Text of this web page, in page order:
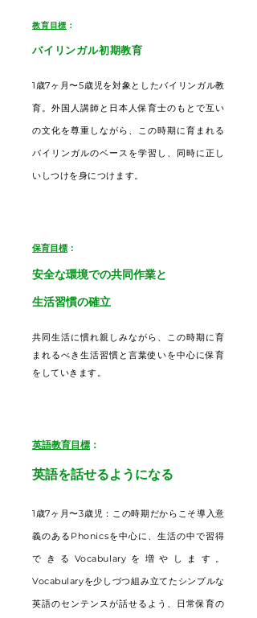
教育目標 ：
バイリンガル初期教育
1歳7ヶ月〜5歳児を対象としたバイリンガル教
育。外国人講師と日本人保育士のもとで互い
の文化を尊重しながら、この時期に育まれる
バイリンガルのベースを学習し、同時に正し
いしつけを身につけます。
保育目標 ：
安全な環境での共同作業と
生活習慣の確立
共同生活に慣れ親しみながら、この時期に育
まれるべき生活習慣と言葉使いを中心に保育
をしていきます。
英語教育目標 ：
英語を話せるようになる
1歳7ヶ月〜3歳児：この時期だからこそ導入意
義のあるPhonicsを中心に、生活の中で習得
できるVocabularyを増やします。
Vocabularyを少しづつ組み立てたシンプルな
英語のセンテンスが話せるよう、日常保育の